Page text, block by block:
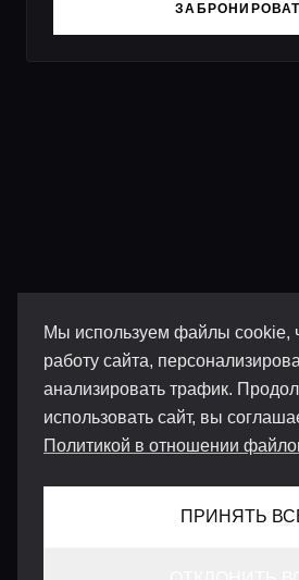
Мы используем файлы cookie,
работу сайта,
анализировать трафик.
использовать сайт, вы
Политикой в отношении
ПРИНЯТЬ